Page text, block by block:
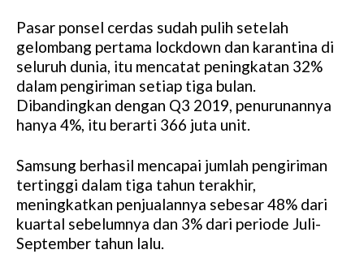
Pasar ponsel cerdas sudah pulih setelah
gelombang pertama lockdown dan karantina di
seluruh dunia, itu mencatat peningkatan 32%
dalam pengiriman setiap tiga bulan.
Dibandingkan dengan Q3 2019, penurunannya
hanya 4%, itu berarti 366 juta unit.
Samsung berhasil mencapai jumlah pengiriman
tertinggi dalam tiga tahun terakhir,
meningkatkan penjualannya sebesar 48% dari
kuartal sebelumnya dan 3% dari periode Juli-
September tahun lalu.